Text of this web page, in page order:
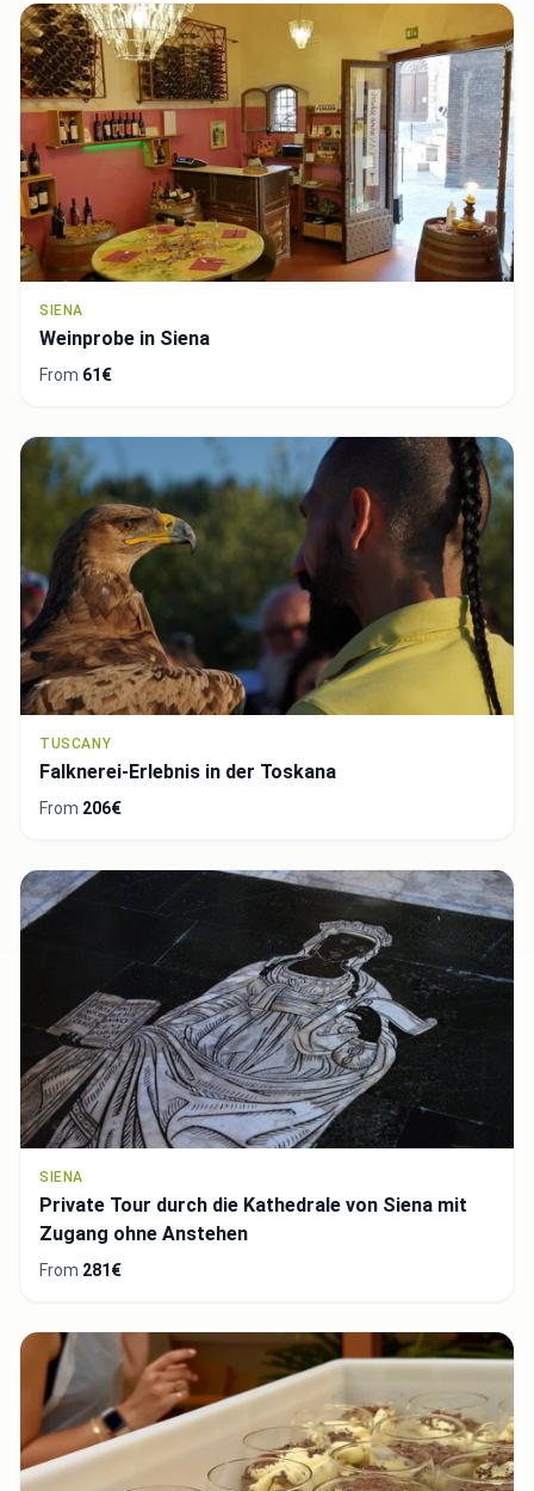
SIENA
Weinprobe in Siena
From 61€
TUSCANY
Falknerei-Erlebnis in der Toskana
From 206€
SIENA
Private Tour durch die Kathedrale von Siena mit
Zugang ohne Anstehen
From 281€